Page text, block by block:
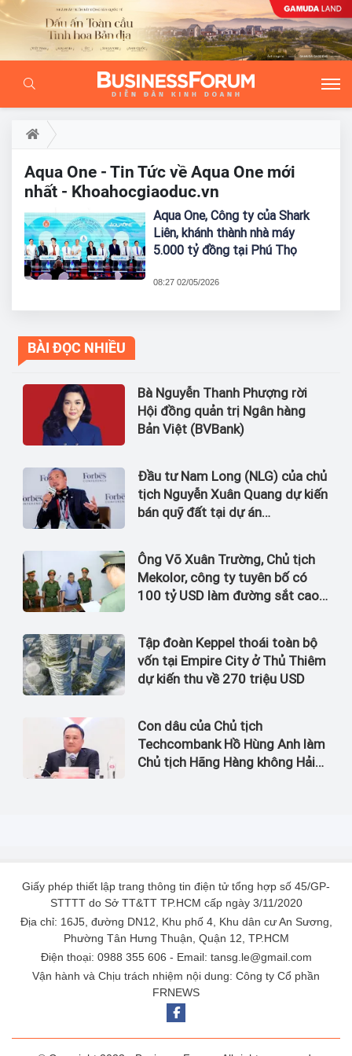
Aqua One - Tin Tức về Aqua One mới
nhất - Khoahocgiaoduc.vn
Aqua One, Công ty của Shark
Liên, khánh thành nhà máy
5.000 tỷ đồng tại Phú Thọ
08:27 02/05/2026
BÀI ĐỌC NHIỀU
Bà Nguyễn Thanh Phượng rời
Hội đồng quản trị Ngân hàng
Bản Việt (BVBank)
Đầu tư Nam Long (NLG) của chủ
tịch Nguyễn Xuân Quang dự kiến
bán quỹ đất tại dự án
Ông Võ Xuân Trường, Chủ tịch
Mekolor, công ty tuyên bố có
100 tỷ USD làm đường sắt cao
Tập đoàn Keppel thoái toàn bộ
vốn tại Empire City ở Thủ Thiêm
dự kiến thu về 270 triệu USD
Con dâu của Chủ tịch
Techcombank Hồ Hùng Anh làm
Chủ tịch Hãng Hàng không Hải
Giấy phép thiết lập trang thông tin điện tử tổng hợp số 45/GP-
STTTT do Sở TT&TT TP.HCM cấp ngày 3/11/2020
Địa chỉ: 16J5, đường DN12, Khu phố 4, Khu dân cư An Sương,
Phường Tân Hưng Thuận, Quận 12, TP.HCM
Điện thoại: 0988 355 606 - Email: tansg.le@gmail.com
Vận hành và Chịu trách nhiệm nội dung: Công ty Cổ phần
FRNEWS